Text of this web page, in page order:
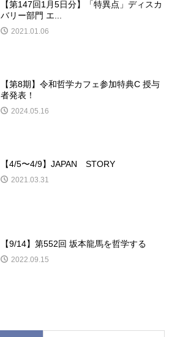
【第147回1月5日分】「特異点」ディスカ
バリー部門 エ...
2021.01.06
【第8期】令和哲学カフェ参加特典C 授与
者発表！
2024.05.16
【4/5〜4/9】JAPAN STORY
2021.03.31
【9/14】第552回 坂本龍馬を哲学する
2022.09.15